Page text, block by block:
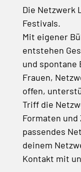
Die Netzwerk
Festivals.
Mit eigener
entstehen
und spontane
Frauen,
offen,
Triff die
Formaten
passendes
deinem
Kontakt mit